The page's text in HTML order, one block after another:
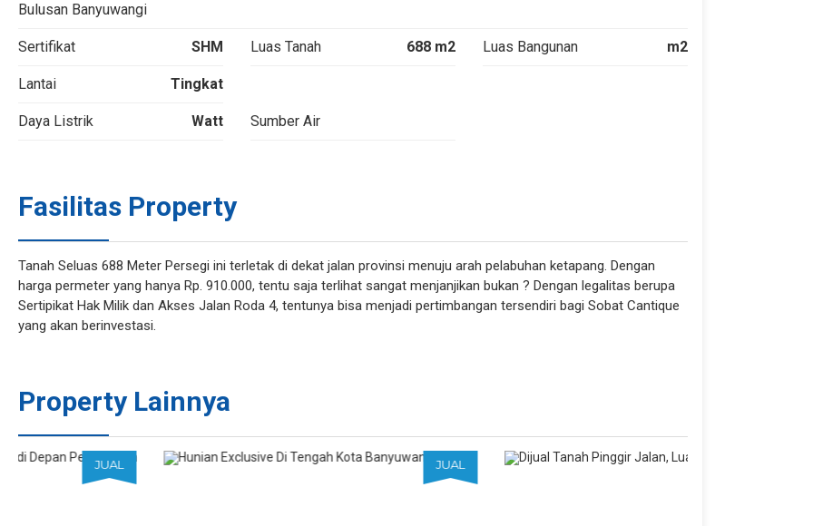
Bulusan Banyuwangi
Sertifikat SHM Luas Tanah 688 m2 Luas Bangunan m2
Lantai Tingkat
Daya Listrik Watt Sumber Air
Fasilitas Property
Tanah Seluas 688 Meter Persegi ini terletak di dekat jalan provinsi menuju arah pelabuhan ketapang. Dengan
harga permeter yang hanya Rp. 910.000, tentu saja terlihat sangat menjanjikan bukan ? Dengan legalitas berupa
Sertipikat Hak Milik dan Akses Jalan Roda 4, tentunya bisa menjadi pertimbangan tersendiri bagi Sobat Cantique
yang akan berinvestasi.
Property Lainnya
JUAL